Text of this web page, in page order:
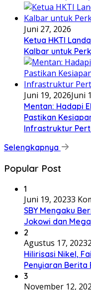
Juni 27, 2026
Ketua HKTI
Kalbar untuk
Juni 19, 2026Juni
Mentan: Hadapi
Pastikan
Infrastruktur
Selengkapnya
Popular Post
1
Juni 19, 20233
SBY Mengaku
Jokowi dan
2
Agustus 17, 2023
Hilirisasi Nikel,
Penyiaran Berita
3
November 12,